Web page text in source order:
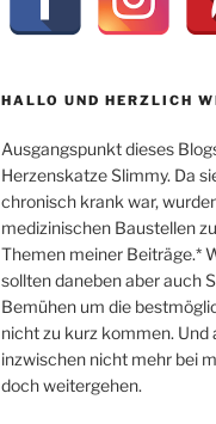
HALLO UND HERZLICH
Ausgangspunkt dieses
Herzenskatze Slimmy. Da
chronisch krank war,
medizinischen Baustellen
Themen meiner Beiträge.*
sollten daneben aber auch
Bemühen um die
nicht zu kurz kommen. Und
inzwischen nicht mehr bei
doch weitergehen.